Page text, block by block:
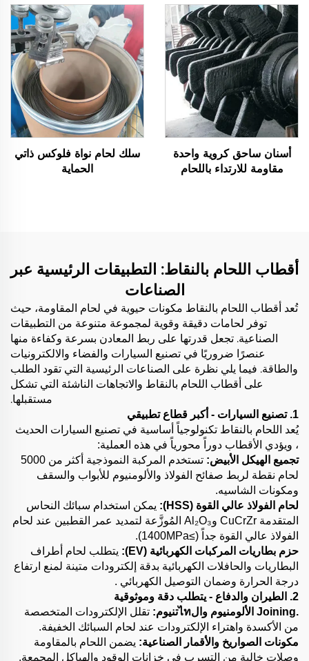
أسنان ساحق كروية واحدة
مقاومة للارتداء باللحام
سلك لحام نواة فلوكس ذاتي
الحماية
أقطاب اللحام بالنقاط: التطبيقات الرئيسية عبر
الصناعات
تُعد أقطاب اللحام بالنقاط مكونات حيوية في لحام المقاومة، حيث
توفر لحامات دقيقة وقوية لمجموعة متنوعة من التطبيقات
الصناعية. تجعل قدرتها على ربط المعادن بسرعة وكفاءة منها
عنصرًا ضروريًا في تصنيع السيارات والفضاء والالكترونيات
والطاقة. فيما يلي نظرة على الصناعات الرئيسية التي تقود الطلب
على أقطاب اللحام بالنقاط والاتجاهات الناشئة التي تشكل
مستقبلها.
1. تصنيع السيارات - أكبر قطاع تطبيقي
يُعد اللحام بالنقاط تكنولوجياً أساسية في تصنيع السيارات الحديث
، ويؤدي الأقطاب دوراً محورياً في هذه العملية:
تجميع الهيكل الأبيض:
تستخدم المركبة النموذجية أكثر من 5000
لحام نقطة لربط صفائح الفولاذ والألومنيوم للأبواب والسقف
ومكونات الشاسيه.
لحام الفولاذ عالي القوة (HSS):
يمكن استخدام سبائك النحاس
المتقدمة CuCrZr وAl₂O₃ المُوزَّعة لتمديد عمر القطبين عند لحام
الفولاذ عالي القوة جداً (≥1400MPa).
حزم بطاريات المركبات الكهربائية (EV):
يتطلب لحام أطراف
البطاريات والحافلات الكهربائية بدقة إلكترودات متينة لمنع ارتفاع
درجة الحرارة وضمان التوصيل الكهربائي .
2. الطيران والدفاع - يتطلب دقة وموثوقية
.Joining الألومنيوم والไทتنيوم:
تقلل الإلكترودات المتخصصة
من الأكسدة واهتراء الإلكترودات عند لحام السبائك الخفيفة.
مكونات الصواريخ والأقمار الصناعية: يضمن اللحام بالمقاومة
وصلات خالية من التسرب في خزانات الوقود والهياكل المجمعة.